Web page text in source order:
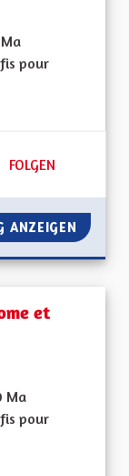
pour
49 FOLLOWER
FOLGEN
REDYNAMISATION
ANZEIGEN
et
Ma
pour